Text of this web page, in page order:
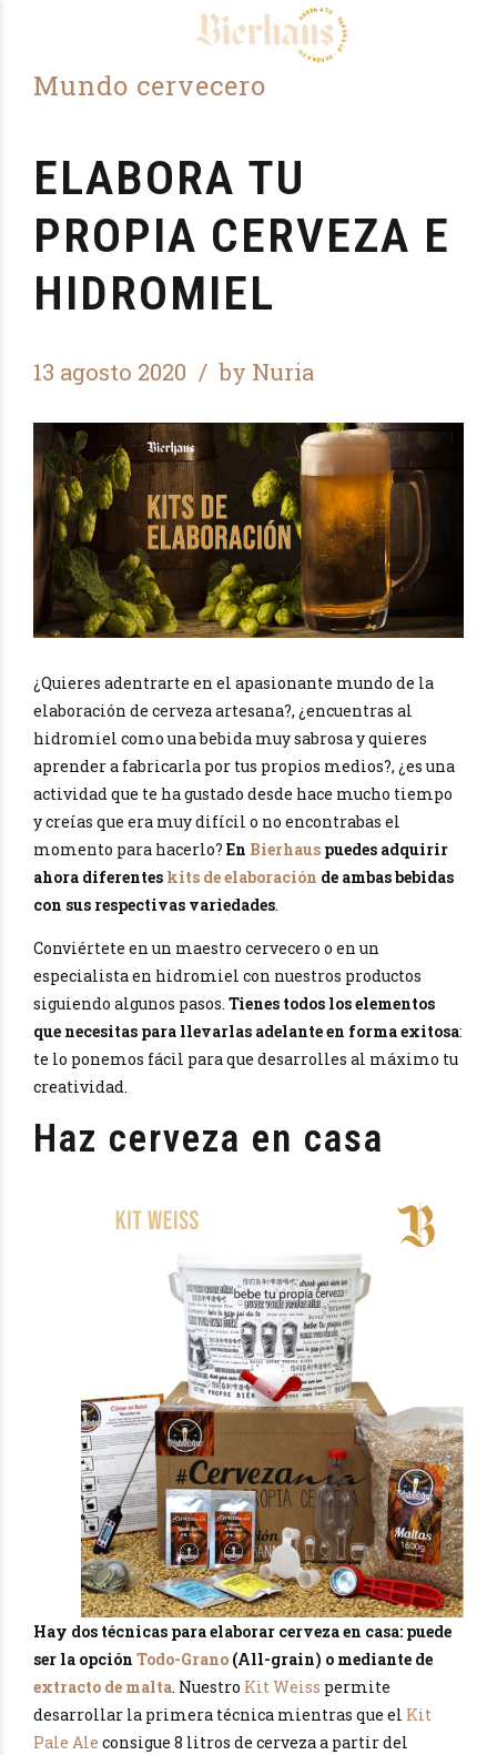
Mundo cervecero
ELABORA TU
PROPIA CERVEZA E
HIDROMIEL
13 agosto 2020 by Nuria
¿Quieres adentrarte en el apasionante mundo de la
elaboración de cerveza artesana?, ¿encuentras al
hidromiel como una bebida muy sabrosa y quieres
aprender a fabricarla por tus propios medios?, ¿es una
actividad que te ha gustado desde hace mucho tiempo
y creías que era muy difícil o no encontrabas el
momento para hacerlo? En Bierhaus puedes adquirir
ahora diferentes kits de elaboración de ambas bebidas
con sus respectivas variedades.
Conviértete en un maestro cervecero o en un
especialista en hidromiel con nuestros productos
siguiendo algunos pasos. Tienes todos los elementos
que necesitas para llevarlas adelante en forma exitosa:
te lo ponemos fácil para que desarrolles al máximo tu
creatividad.
Haz cerveza en casa
Hay dos técnicas para elaborar cerveza en casa: puede
ser la opción Todo-Grano (All-grain) o mediante de
extracto de malta. Nuestro Kit Weiss permite
desarrollar la primera técnica mientras que el Kit
Pale Ale consigue 8 litros de cerveza a partir del